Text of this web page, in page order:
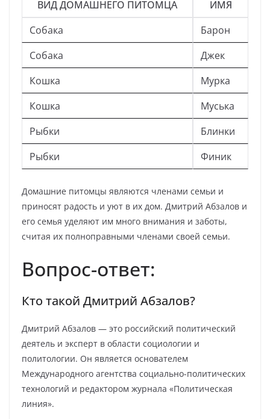
ВИД ДОМАШНЕГО ПИТОМЦА
ИМЯ
Собака
Барон
Собака
Джек
Кошка
Мурка
Кошка
Муська
Рыбки
Блинки
Рыбки
Финик
Домашние питомцы являются членами семьи и
приносят радость и уют в их дом. Дмитрий Абзалов и
его семья уделяют им много внимания и заботы,
считая их полноправными членами своей семьи.
Вопрос-ответ:
Кто такой Дмитрий Абзалов?
Дмитрий Абзалов — это российский политический
деятель и эксперт в области социологии и
политологии. Он является основателем
Международного агентства социально-политических
технологий и редактором журнала «Политическая
линия».